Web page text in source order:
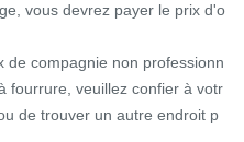
vous devrez payer le prix d'o
compagnie non professionn
fourrure, veuillez confier à votr
de trouver un autre endroit p